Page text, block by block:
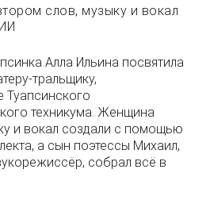
слов, музыку и вокал
Алла Ильина посвятила
тральщику,
Туапсинского
техникума. Женщина
и вокал создали с помощью
а сын поэтессы Михаил,
собрал всё в